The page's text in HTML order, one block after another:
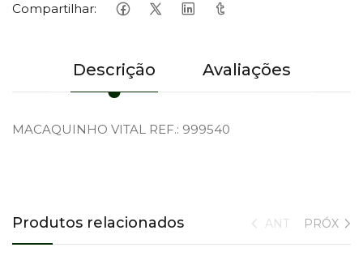
Compartilhar:
Descrição Avaliações
MACAQUINHO VITAL REF.: 999540
Produtos relacionados PRÓX
ANT